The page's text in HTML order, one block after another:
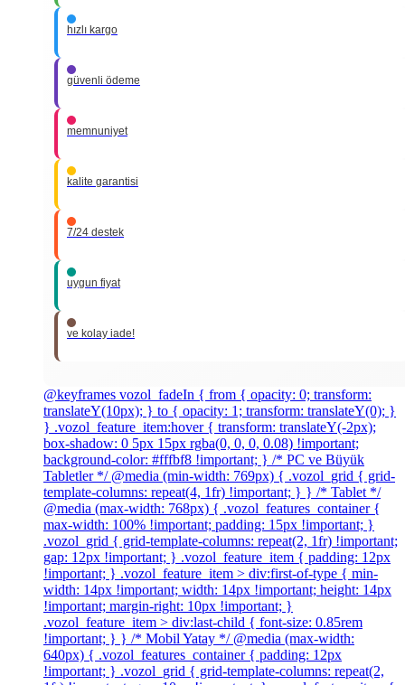
hızlı kargo
güvenli ödeme
memnuniyet
kalite garantisi
7/24 destek
uygun fiyat
ve kolay iade!
@keyframes vozol_fadeIn { from { opacity: 0; transform:
translateY(10px); } to { opacity: 1; transform: translateY(0); }
} .vozol_feature_item:hover { transform: translateY(-2px);
box-shadow: 0 5px 15px rgba(0, 0, 0, 0.08) !important;
background-color: #fffbf8 !important; } /* PC ve Büyük
Tabletler */ @media (min-width: 769px) { .vozol_grid { grid-
template-columns: repeat(4, 1fr) !important; } } /* Tablet */
@media (max-width: 768px) { .vozol_features_container {
max-width: 100% !important; padding: 15px !important; }
.vozol_grid { grid-template-columns: repeat(2, 1fr) !important;
gap: 12px !important; } .vozol_feature_item { padding: 12px
!important; } .vozol_feature_item > div:first-of-type { min-
width: 14px !important; width: 14px !important; height: 14px
!important; margin-right: 10px !important; }
.vozol_feature_item > div:last-child { font-size: 0.85rem
!important; } } /* Mobil Yatay */ @media (max-width:
640px) { .vozol_features_container { padding: 12px
!important; } .vozol_grid { grid-template-columns: repeat(2,